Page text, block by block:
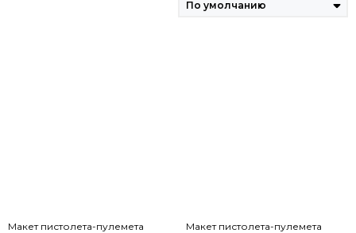
Макет пистолета-пулемета
Макет пистолета-пулемета